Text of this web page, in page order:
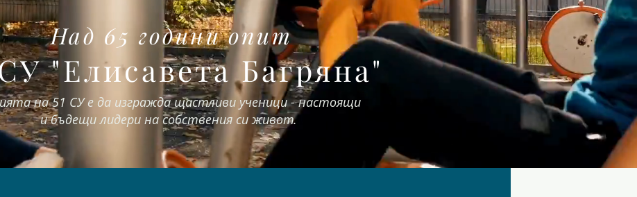
Над 65 години опит
"Елисавета Багряна"
на 51 СУ е да изгражда щастливи ученици - настоящи
и бъдещи лидери на собствения си живот.